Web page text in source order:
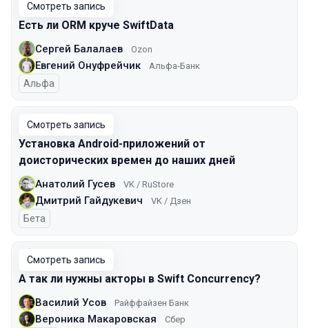
Смотреть запись
Есть ли ORM круче SwiftData
Сергей Балалаев Ozon
Евгений Онуфрейчик Альфа-Банк
Альфа
Смотреть запись
Установка Android-приложений от
доисторических времен до наших дней
Анатолий Гусев VK / RuStore
Дмитрий Гайдукевич VK / Дзен
Бета
Смотреть запись
А так ли нужны акторы в Swift Concurrency?
Василий Усов Райффайзен Банк
Вероника Макаровская Сбер